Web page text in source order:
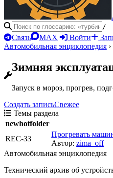
/
Связь MAX Войти
Автомобильная энциклопедия ›
Зимняя
Запуск в мороз, прогрев,
Создать записьСвежее
Темы раздела
newhotfolder
REC-33
Прогревать
Автор: zima_off
Автомобильная энциклопедия
Технический архив об